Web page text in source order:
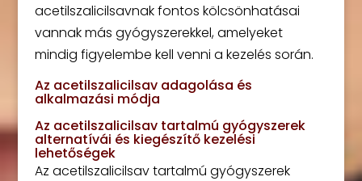
acetilszalicilsavnak fontos kölcsönhatásai
vannak más gyógyszerekkel, amelyeket
mindig figyelembe kell venni a kezelés során.
Az acetilszalicilsav adagolása és
alkalmazási módja
Az acetilszalicilsav tartalmú gyógyszerek
alternatívái és kiegészítő kezelési
lehetőségek
Az acetilszalicilsav tartalmú gyógyszerek